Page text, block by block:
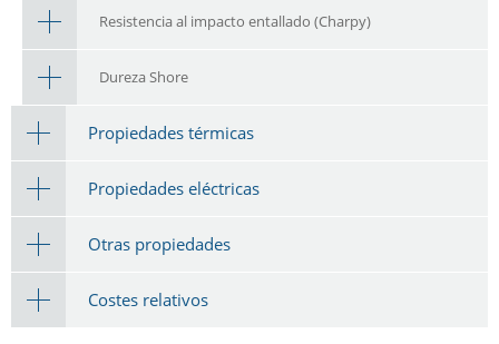
Resistencia al impacto entallado (Charpy)
Dureza Shore
Propiedades térmicas
Propiedades eléctricas
Otras propiedades
Costes relativos